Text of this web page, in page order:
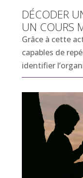
DÉCODER
UN COURS
Grâce à cette
capables de
identifier